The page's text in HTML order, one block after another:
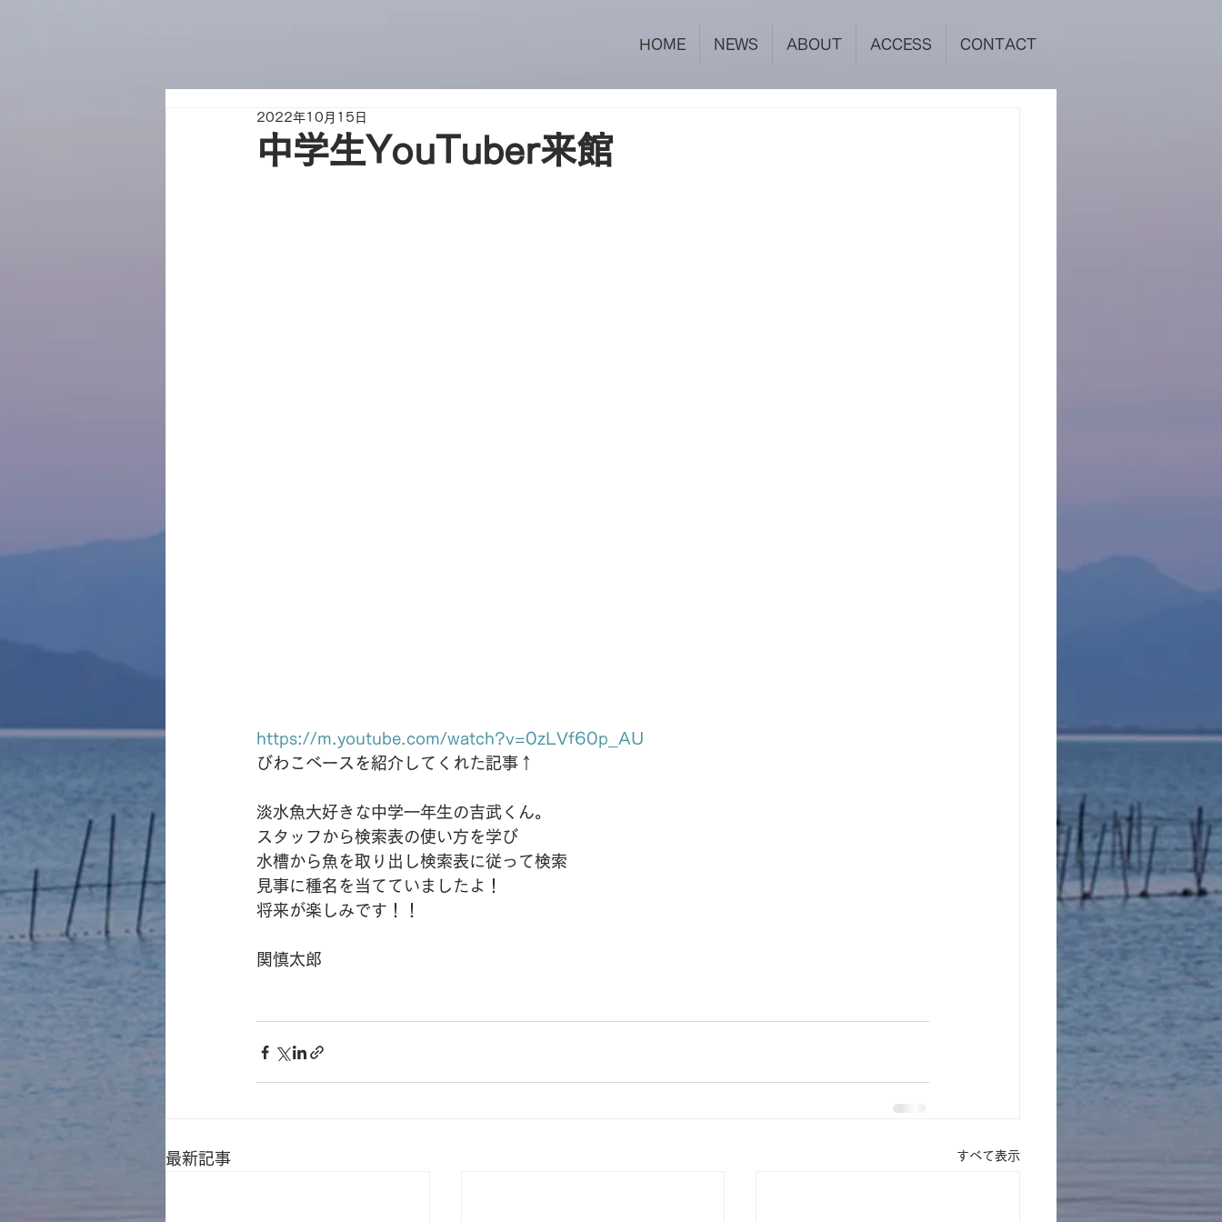
HOME NEWS ABOUT ACCESS CONTACT
中学生YouTuber来館
2022年10月15日
https://m.youtube.com/watch?v=0zLVf60p_AU
びわこベースを紹介してくれた記事↑
淡水魚大好きな中学一年生の吉武くん。
スタッフから検索表の使い方を学び
水槽から魚を取り出し検索表に従って検索
見事に種名を当てていましたよ！
将来が楽しみです！！
関慎太郎
最新記事 すべて表示